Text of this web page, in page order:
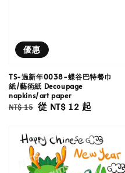
優惠
TS-過新年0038-蝶谷巴特餐巾
紙/藝術紙 Decoupage
napkins/art paper
Regular
NT$ 15 Sale
從 NT$ 12起